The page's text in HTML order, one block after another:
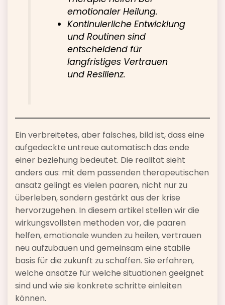
emotionaler Heilung.
Kontinuierliche Entwicklung
und Routinen sind
entscheidend für
langfristiges Vertrauen
und Resilienz.
Ein verbreitetes, aber falsches, bild ist, dass eine
aufgedeckte untreue automatisch das ende
einer beziehung bedeutet. Die realität sieht
anders aus: mit dem passenden therapeutischen
ansatz gelingt es vielen paaren, nicht nur zu
überleben, sondern gestärkt aus der krise
hervorzugehen. In diesem artikel stellen wir die
wirkungsvollsten methoden vor, die paaren
helfen, emotionale wunden zu heilen, vertrauen
neu aufzubauen und gemeinsam eine stabile
basis für die zukunft zu schaffen. Sie erfahren,
welche ansätze für welche situationen geeignet
sind und wie sie konkrete schritte einleiten
können.